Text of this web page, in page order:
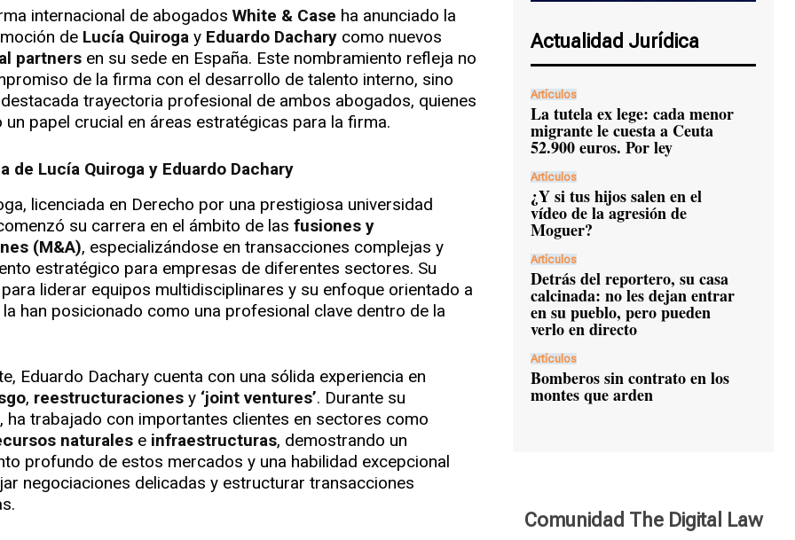
internacional de abogados White & Case ha anunciado la
de Lucía Quiroga y Eduardo Dachary como nuevos
partners en su sede en España. Este nombramiento refleja no
de la firma con el desarrollo de talento interno, sino
trayectoria profesional de ambos abogados, quienes
un papel crucial en áreas estratégicas para la firma.
de Lucía Quiroga y Eduardo Dachary
licenciada en Derecho por una prestigiosa universidad
su carrera en el ámbito de las fusiones y
(M&A), especializándose en transacciones complejas y
estratégico para empresas de diferentes sectores. Su
liderar equipos multidisciplinares y su enfoque orientado a
han posicionado como una profesional clave dentro de la
Eduardo Dachary cuenta con una sólida experiencia en
, reestructuraciones y ‘joint ventures’. Durante su
ha trabajado con importantes clientes en sectores como
naturales e infraestructuras, demostrando un
profundo de estos mercados y una habilidad excepcional
negociaciones delicadas y estructurar transacciones
Actualidad Jurídica
Artículos
La tutela ex lege: cada menor
migrante le cuesta a Ceuta
52.900 euros. Por ley
Artículos
¿Y si tus hijos salen en el
vídeo de la agresión de
Moguer?
Artículos
Detrás del reportero, su casa
calcinada: no les dejan entrar
en su pueblo, pero pueden
verlo en directo
Artículos
Bomberos sin contrato en los
montes que arden
Comunidad The Digital Law